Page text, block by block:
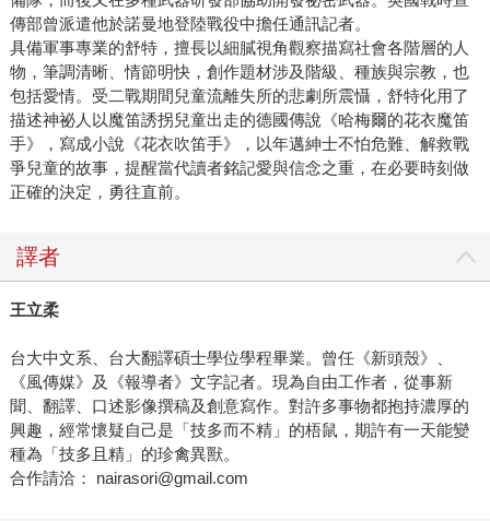
傳部曾派遣他於諾曼地登陸戰役中擔任通訊記者。
具備軍事專業的舒特，擅長以細膩視角觀察描寫社會各階層的人
物，筆調清晰、情節明快，創作題材涉及階級、種族與宗教，也
包括愛情。受二戰期間兒童流離失所的悲劇所震懾，舒特化用了
描述神祕人以魔笛誘拐兒童出走的德國傳說《哈梅爾的花衣魔笛
手》，寫成小說《花衣吹笛手》，以年邁紳士不怕危難、解救戰
爭兒童的故事，提醒當代讀者銘記愛與信念之重，在必要時刻做
正確的決定，勇往直前。
譯者
王立柔
台大中文系、台大翻譯碩士學位學程畢業。曾任《新頭殼》、
《風傳媒》及《報導者》文字記者。現為自由工作者，從事新
聞、翻譯、口述影像撰稿及創意寫作。對許多事物都抱持濃厚的
興趣，經常懷疑自己是「技多而不精」的梧鼠，期許有一天能變
種為「技多且精」的珍禽異獸。
合作請洽： nairasori@gmail.com